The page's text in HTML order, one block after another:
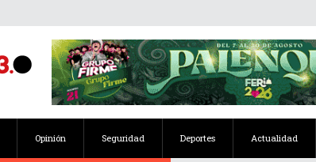
Opinión Seguridad Deportes Actualidad